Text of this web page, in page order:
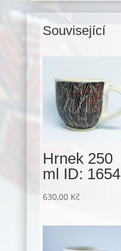
Související
Hrnek 250
ml ID: 1654
630,00 Kč